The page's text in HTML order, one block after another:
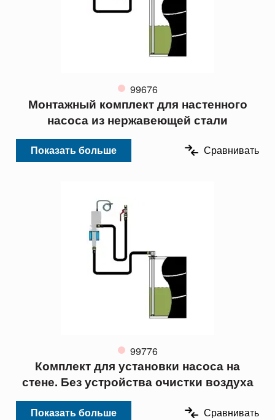
99676
Монтажный комплект для настенного
насоса из нержавеющей стали
Показать больше Сравнивать
99776
Комплект для установки насоса на
стене. Без устройства очистки воздуха
Показать больше Сравнивать